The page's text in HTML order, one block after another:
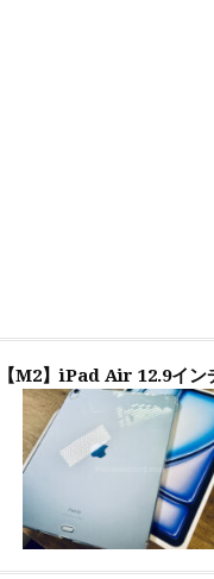
【M2】iPad Air 12.9イン